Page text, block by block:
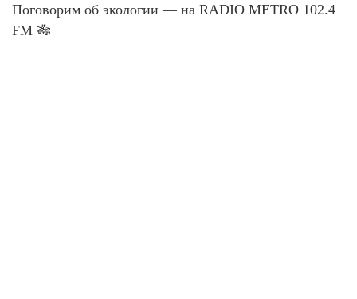
Поговорим об экологии — на RADIO METRO 102.4
FM 🎋